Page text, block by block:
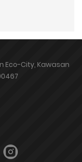
Eco-City, Kawasan